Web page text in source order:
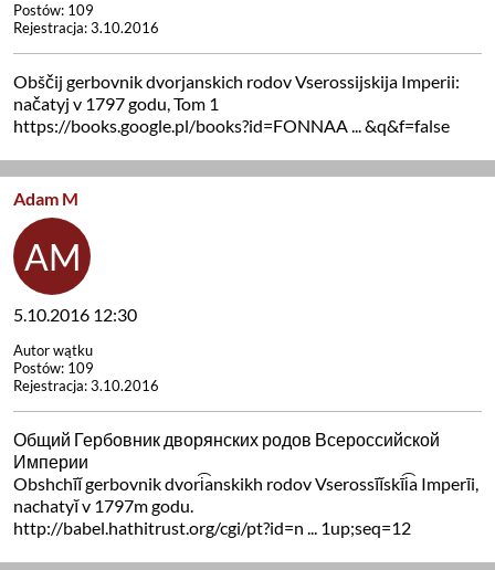
Postów: 109
Rejestracja: 3.10.2016
Obščij gerbovnik dvorjanskich rodov Vserossijskija Imperii:
načatyj v 1797 godu, Tom 1
https://books.google.pl/books?id=FONNAA ... &q&f=false
Adam M
5.10.2016 12:30
Autor wątku
Postów: 109
Rejestracja: 3.10.2016
Общий Гербовник дворянских родов Всероссийской
Империи
Obshchīĭ gerbovnik dvori͡anskikh rodov Vserossīĭskīi͡a Imperīi,
nachatyĭ v 1797m godu.
http://babel.hathitrust.org/cgi/pt?id=n ... 1up;seq=12